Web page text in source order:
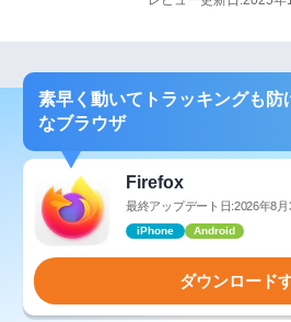
素早く動いてトラッキングも防
なブラウザ
Firefox
最終アップデート日:2026年8月
iPhone Android
ダウンロード